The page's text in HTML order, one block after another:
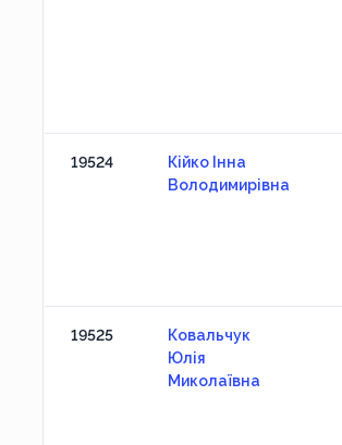
19524
Кійко Інна
Володимирівна
19525
Ковальчук
Юлія
Миколаївна